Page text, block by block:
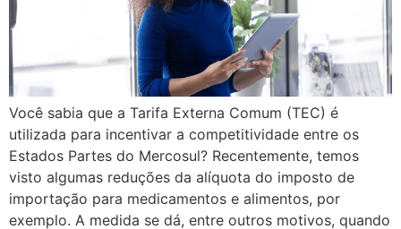
Você sabia que a Tarifa Externa Comum (TEC) é
utilizada para incentivar a competitividade entre os
Estados Partes do Mercosul? Recentemente, temos
visto algumas reduções da alíquota do imposto de
importação para medicamentos e alimentos, por
exemplo. A medida se dá, entre outros motivos, quando